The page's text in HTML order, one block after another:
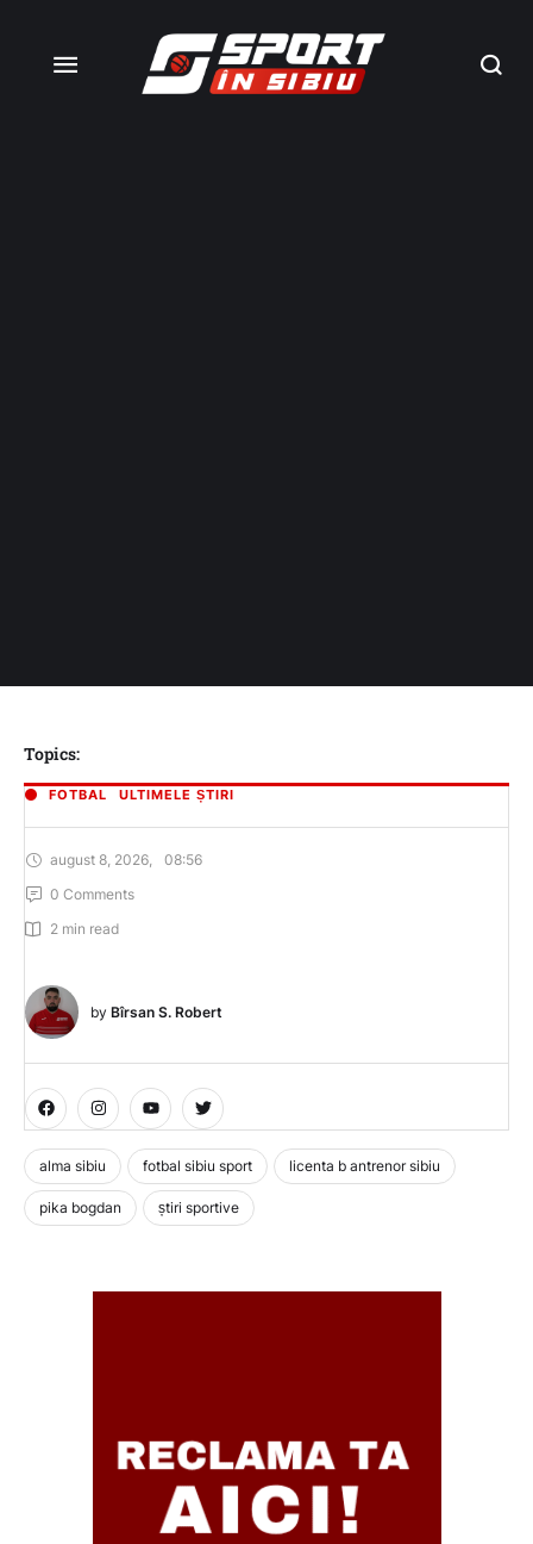
Topics:
FOTBAL ULTIMELE ȘTIRI
august 8, 2026
08:56
0 Comments
2 min read
by Bîrsan S. Robert
alma sibiu fotbal sibiu sport licenta b antrenor sibiu
pika bogdan știri sportive